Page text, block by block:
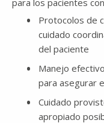
Protocolos de
cuidado
del paciente
Manejo
para asegurar
Cuidado
apropiado